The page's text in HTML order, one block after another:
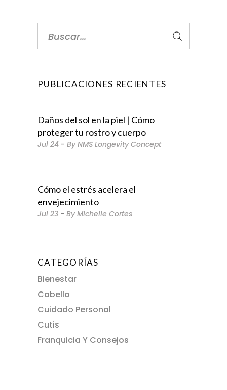
PUBLICACIONES RECIENTES
Daños del sol en la piel | Cómo
proteger tu rostro y cuerpo
Jul 24 ByNMS Longevity Concept
Cómo el estrés acelera el
envejecimiento
Jul 23 ByMichelle Cortes
CATEGORÍAS
Bienestar
Cabello
Cuidado Personal
Cutis
Franquicia Y Consejos